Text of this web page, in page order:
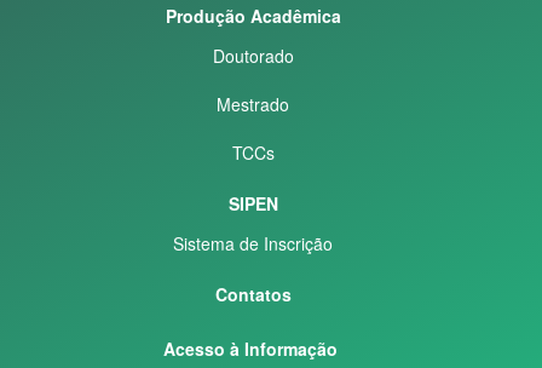
Produção Acadêmica
Doutorado
Mestrado
TCCs
SIPEN
Sistema de Inscrição
Contatos
Acesso à Informação